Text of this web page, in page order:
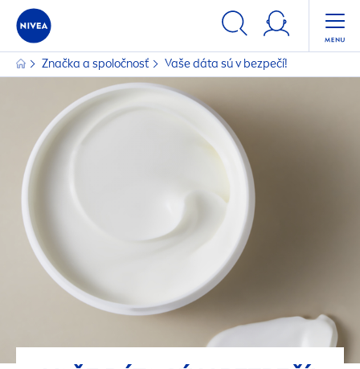
Značka a spoločnosť Vaše dáta sú v bezpečí!